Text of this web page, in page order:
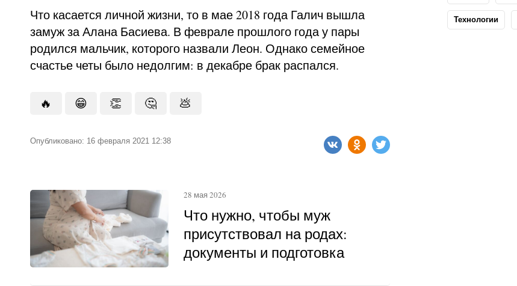
Что касается личной жизни, то в мае 2018 года Галич вышла
замуж за Алана Басиева. В феврале прошлого года у пары
родился мальчик, которого назвали Леон. Однако семейное
счастье четы было недолгим: в декабре брак распался.
🔥 😁 👏 🤔 💩
Опубликовано: 16 февраля 2021 12:38
Что нужно, чтобы муж
присутствовал на родах:
документы и подготовка
28 мая 2026
Технологии